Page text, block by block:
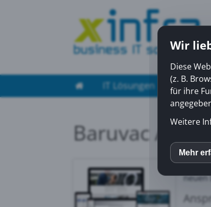
IT Lösungen
Baruvac AG
Die
neuen
Wir
Diese
(z. B.
für ihre
Weitere
Mehr